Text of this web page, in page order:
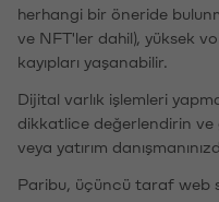
herhangi bir öneride
ve NFT'ler dahil), yüksek
kayıpları yaşanabilir.
Dijital varlık işlemleri
dikkatlice değerlendirin
veya yatırım
Paribu, üçüncü taraf web